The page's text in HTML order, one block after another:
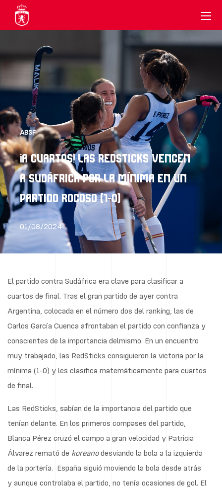
ABSF
¡A CUARTOS! LAS REDSTICKS VENCEN
A SUDÁFRICA POR LA MÍNIMA EN UN
PARTIDO ROCOSO (1-0)
01/08/2024
El partido contra Sudáfrica era clave para clasificar a
cuartos de final. Tras el gran partido de ayer contra
Argentina, colocada en el número dos del ranking, las de
Carlos García Cuenca afrontaban el partido con confianza y
conscientes de la importancia delmismo. En un encuentro
muy trabajado, las RedSticks consiguieron la victoria por la
mínima (1-0) y les clasifica matemáticamente para cuartos
de final.
Las RedSticks, sabían de la importancia del partido que
tenían delante. En los primeros compases del partido,
Blanca Pérez cruzó el campo a gran velocidad y Patricia
Álvarez remató de koreanodesviando la bola a la izquierda
de la portería. España siguió moviendo la bola desde atrás
y aunque controlaba el partido, no tenía ocasiones de gol. El